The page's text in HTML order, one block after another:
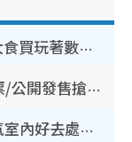
【8月生日優惠2026】全港85大食買玩著數攻略 自助餐/火鍋放題同行免費＋誠品/DONKI送現金券
人夫集團｜Klook套票/優先訂票/公開發售搶飛攻略！附票價.購票連結.場地座位表
香港室內好去處｜逾35大歎冷氣室內好去處推介 室內活動免費避雨無懼落雨